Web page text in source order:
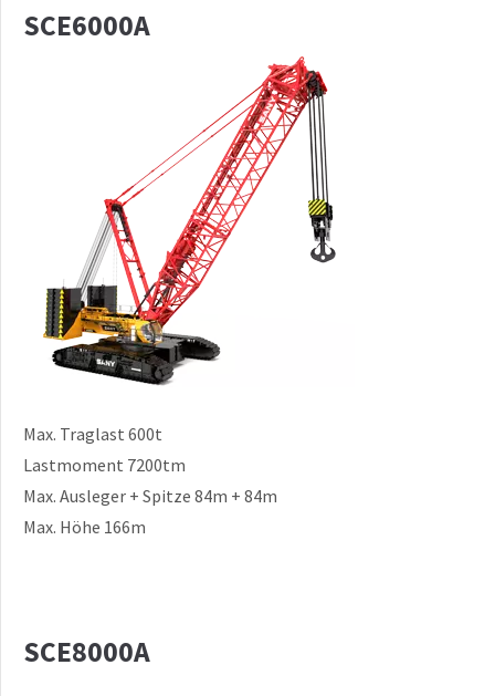
SCE6000A
Max. Traglast 600t
Lastmoment 7200tm
Max. Ausleger + Spitze 84m + 84m
Max. Höhe 166m
SCE8000A